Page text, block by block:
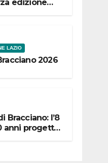
edizione
LAZIO
2026
Bracciano: l’8
anni progetto